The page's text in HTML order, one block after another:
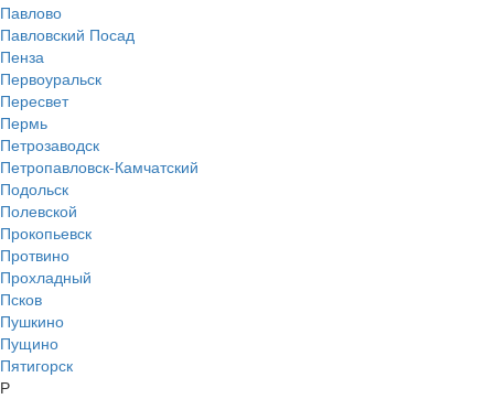
Павлово
Павловский Посад
Пенза
Первоуральск
Пересвет
Пермь
Петрозаводск
Петропавловск-Камчатский
Подольск
Полевской
Прокопьевск
Протвино
Прохладный
Псков
Пушкино
Пущино
Пятигорск
Р